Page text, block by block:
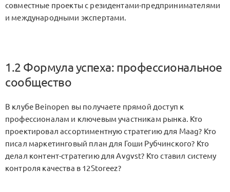
совместные проекты с резидентами-предпринимателями
и международными экспертами.
1.2 Формула успеха: профессиональное
сообщество
В клубе Beinopen вы получаете прямой доступ к
профессионалам и ключевым участникам рынка. Кто
проектировал ассортиментную стратегию для Maag? Кто
писал маркетинговый план для Гоши Рубчинского? Кто
делал контент-стратегию для Avgvst? Кто ставил систему
контроля качества в 12Storeez?